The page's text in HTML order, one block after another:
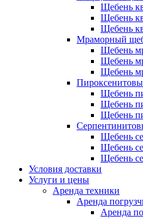
Щебень
Щебень
Щебень
Мраморный
Щебень
Щебень
Щебень
Щебень
Щебень
Щебень
Щебень
Щебень
Щебень
Условия доставки
Услуги и цены
Аренда техники
Аренда
Аренда